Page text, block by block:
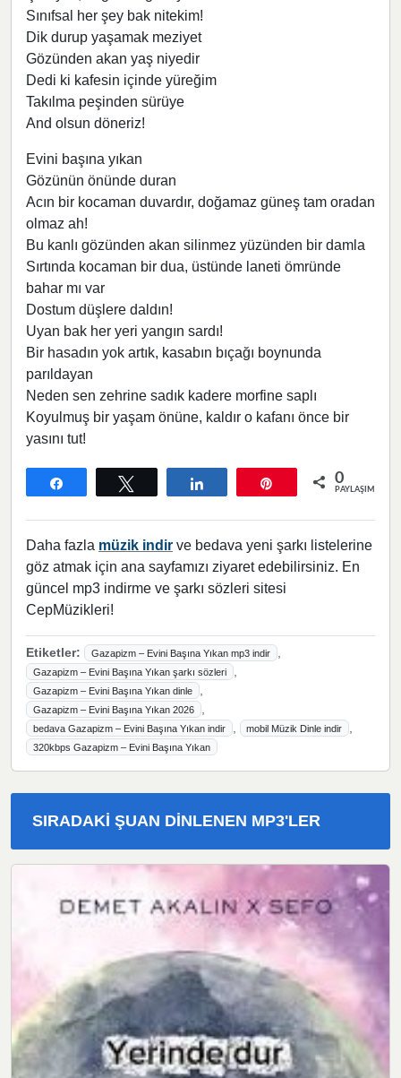
Sınıfsal her şey bak nitekim!
Dik durup yaşamak meziyet
Gözünden akan yaş niyedir
Dedi ki kafesin içinde yüreğim
Takılma peşinden sürüye
And olsun döneriz!
Evini başına yıkan
Gözünün önünde duran
Acın bir kocaman duvardır, doğamaz güneş tam oradan
olmaz ah!
Bu kanlı gözünden akan silinmez yüzünden bir damla
Sırtında kocaman bir dua, üstünde laneti ömründe
bahar mı var
Dostum düşlere daldın!
Uyan bak her yeri yangın sardı!
Bir hasadın yok artık, kasabın bıçağı boynunda
parıldayan
Neden sen zehrine sadık kadere morfine saplı
Koyulmuş bir yaşam önüne, kaldır o kafanı önce bir
yasını tut!
0
PAYLAŞIMLAR
Daha fazla müzik indir ve bedava yeni şarkı listelerine
göz atmak için ana sayfamızı ziyaret edebilirsiniz. En
güncel mp3 indirme ve şarkı sözleri sitesi
CepMüzikleri!
Etiketler: Gazapizm – Evini Başına Yıkan mp3 indir
Gazapizm – Evini Başına Yıkan şarkı sözleri
Gazapizm – Evini Başına Yıkan dinle
Gazapizm – Evini Başına Yıkan 2026
bedava Gazapizm – Evini Başına Yıkan indir mobil Müzik Dinle indir
320kbps Gazapizm – Evini Başına Yıkan
SIRADAKI ŞUAN DINLENEN MP3'LER